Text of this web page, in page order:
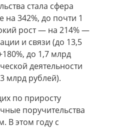
стала сфера
на 342%, до почти 1
рост — на 214% —
и связи (до 13,5
до 1,7 млрд
деятельности
млрд рублей).
по приросту
поручительства
В этом году с